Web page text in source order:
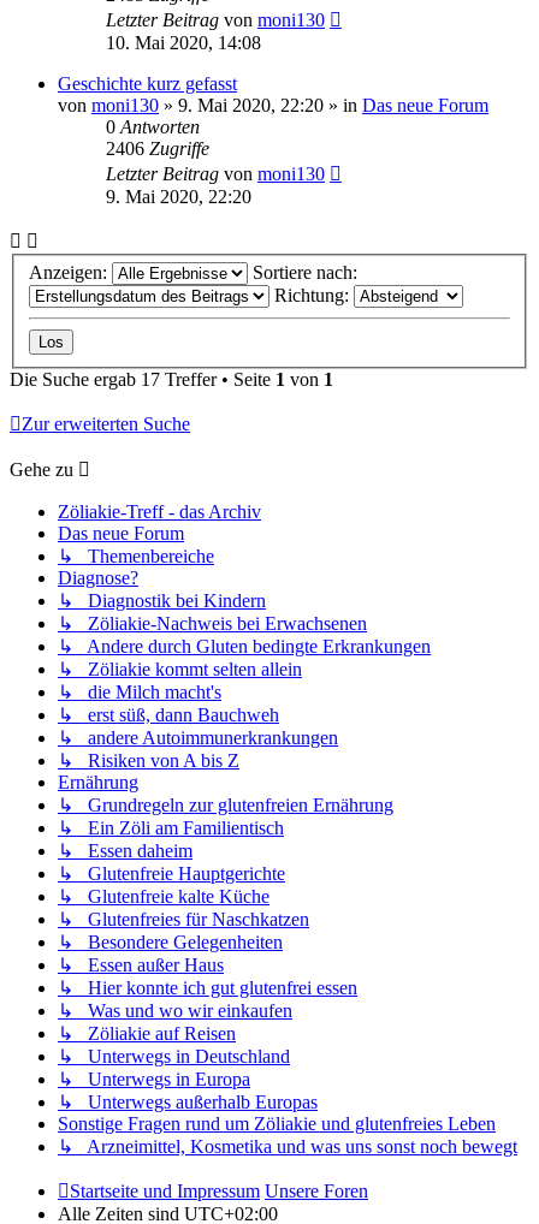
Letzter Beitrag von moni130
10. Mai 2020, 14:08
Geschichte kurz gefasst
von moni130 » 9. Mai 2020, 22:20 » in Das neue Forum
0 Antworten
2406 Zugriffe
Letzter Beitrag von moni130
9. Mai 2020, 22:20
Anzeigen:
Sortiere nach:
Richtung:
Die Suche ergab 17 Treffer • Seite 1 von 1
Zur erweiterten Suche
Gehe zu
Zöliakie-Treff - das Archiv
Das neue Forum
↳ Themenbereiche
Diagnose?
↳ Diagnostik bei Kindern
↳ Zöliakie-Nachweis bei Erwachsenen
↳ Andere durch Gluten bedingte Erkrankungen
↳ Zöliakie kommt selten allein
↳ die Milch macht's
↳ erst süß, dann Bauchweh
↳ andere Autoimmunerkrankungen
↳ Risiken von A bis Z
Ernährung
↳ Grundregeln zur glutenfreien Ernährung
↳ Ein Zöli am Familientisch
↳ Essen daheim
↳ Glutenfreie Hauptgerichte
↳ Glutenfreie kalte Küche
↳ Glutenfreies für Naschkatzen
↳ Besondere Gelegenheiten
↳ Essen außer Haus
↳ Hier konnte ich gut glutenfrei essen
↳ Was und wo wir einkaufen
↳ Zöliakie auf Reisen
↳ Unterwegs in Deutschland
↳ Unterwegs in Europa
↳ Unterwegs außerhalb Europas
Sonstige Fragen rund um Zöliakie und glutenfreies Leben
↳ Arzneimittel, Kosmetika und was uns sonst noch bewegt
Startseite und Impressum Unsere Foren
Alle Zeiten sind UTC+02:00